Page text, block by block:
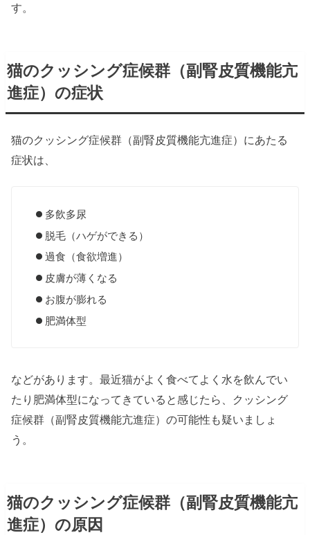
す。
猫のクッシング症候群（副腎皮質機能亢
進症）の症状
猫のクッシング症候群（副腎皮質機能亢進症）にあたる
症状は、
多飲多尿
脱毛（ハゲができる）
過食（食欲増進）
皮膚が薄くなる
お腹が膨れる
肥満体型
などがあります。最近猫がよく食べてよく水を飲んでい
たり肥満体型になってきていると感じたら、クッシング
症候群（副腎皮質機能亢進症）の可能性も疑いましょ
う。
猫のクッシング症候群（副腎皮質機能亢
進症）の原因